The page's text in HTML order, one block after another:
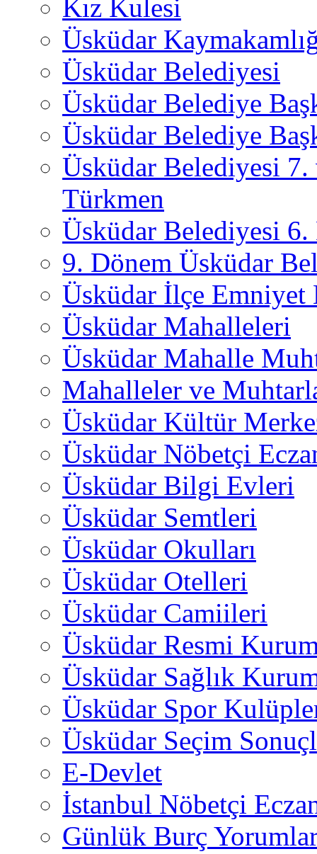
Kız Kulesi
Üsküdar
Üsküdar Belediyesi
Üsküdar Belediye
Üsküdar Belediye
Üsküdar Belediyesi
Türkmen
Üsküdar Belediyesi 6.
9. Dönem Üsküdar
Üsküdar İlçe
Üsküdar Mahalleleri
Üsküdar Mahalle
Mahalleler ve
Üsküdar Kültür
Üsküdar Nöbetçi
Üsküdar Bilgi Evleri
Üsküdar Semtleri
Üsküdar Okulları
Üsküdar Otelleri
Üsküdar Camiileri
Üsküdar Resmi
Üsküdar Sağlık
Üsküdar Spor
Üsküdar Seçim
E-Devlet
İstanbul Nöbetçi
Günlük Burç